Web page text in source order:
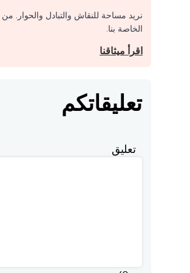
نريد مساحة للنقاش والتبادل والحوار.
الخاصة بنا.
اقرأ ميثاقنا
تعليقاتكم
تعليق